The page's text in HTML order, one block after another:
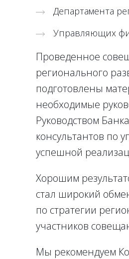
Департамента
Управляющих
Проведенное
регионального
подготовлены
необходимые
Руководством
консультантов по
успешной
Хорошим
стал широкий
по стратегии
участников
Мы рекомендуем